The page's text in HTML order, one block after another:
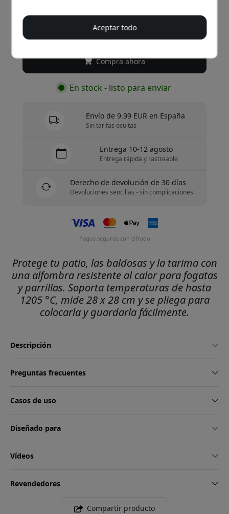
Precio recomendado
19.99 EUR
Compra ahora
En stock - listo para enviar
Envío de 9.99 EUR en España
Sin tarifas ocultas
Entrega 10-12 agosto
Entrega rápida y rastreable
Derecho de devolución de 30 días
Devoluciones sencillas - sin complicaciones
Pagos seguros con cifrado
Protege tu patio, las baldosas y la tarima con
una alfombra resistente al calor para fogatas
y parrillas. Soporta temperaturas de hasta
1205 °C, mide 28 x 28 cm y se pliega para
colocarla y guardarla fácilmente.
Descripción
Preguntas frecuentes
Casos de uso
Diseñado para
Vídeos
Revendedores
Compartir producto
Aceptar todo